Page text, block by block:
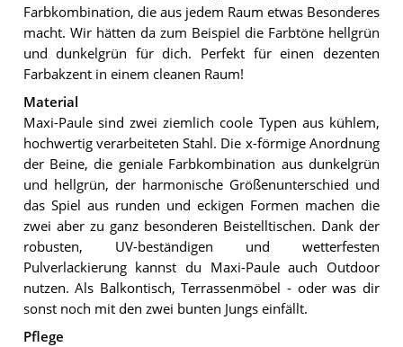
Farbkombination, die aus jedem Raum etwas Besonderes
macht. Wir hätten da zum Beispiel die Farbtöne hellgrün
und dunkelgrün für dich. Perfekt für einen dezenten
Farbakzent in einem cleanen Raum!
Material
Maxi-Paule sind zwei ziemlich coole Typen aus kühlem,
hochwertig verarbeiteten Stahl. Die x-förmige Anordnung
der Beine, die geniale Farbkombination aus dunkelgrün
und hellgrün, der harmonische Größenunterschied und
das Spiel aus runden und eckigen Formen machen die
zwei aber zu ganz besonderen Beistelltischen. Dank der
robusten, UV-beständigen und wetterfesten
Pulverlackierung kannst du Maxi-Paule auch Outdoor
nutzen. Als Balkontisch, Terrassenmöbel - oder was dir
sonst noch mit den zwei bunten Jungs einfällt.
Pflege